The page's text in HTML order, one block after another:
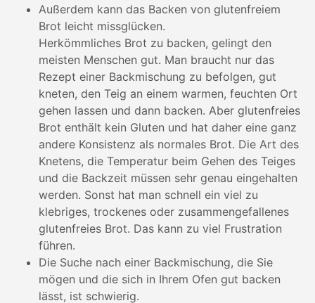
Außerdem kann das Backen von glutenfreiem
Brot leicht missglücken.
Herkömmliches Brot zu backen, gelingt den
meisten Menschen gut. Man braucht nur das
Rezept einer Backmischung zu befolgen, gut
kneten, den Teig an einem warmen, feuchten Ort
gehen lassen und dann backen. Aber glutenfreies
Brot enthält kein Gluten und hat daher eine ganz
andere Konsistenz als normales Brot. Die Art des
Knetens, die Temperatur beim Gehen des Teiges
und die Backzeit müssen sehr genau eingehalten
werden. Sonst hat man schnell ein viel zu
klebriges, trockenes oder zusammengefallenes
glutenfreies Brot. Das kann zu viel Frustration
führen.
Die Suche nach einer Backmischung, die Sie
mögen und die sich in Ihrem Ofen gut backen
lässt, ist schwierig.